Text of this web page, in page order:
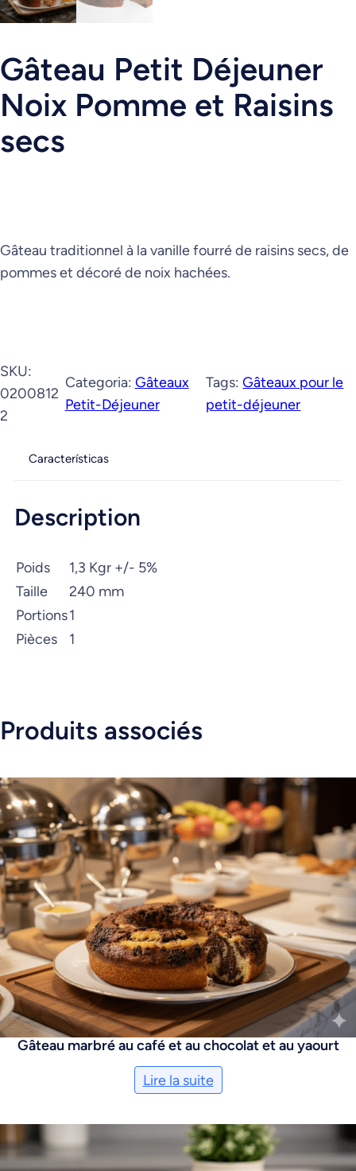
Gâteau Petit Déjeuner
Noix Pomme et Raisins
secs
Gâteau traditionnel à la vanille fourré de raisins secs, de
pommes et décoré de noix hachées.
SKU:
0200812
2
Categoria: Gâteaux
Petit-Déjeuner
Tags:Gâteaux pour le
petit-déjeuner
Características
Description
Poids
1,3 Kgr +/- 5%
Taille
240 mm
Portions1
Pièces
1
Produits associés
Gâteau marbré au café et au chocolat et au yaourt
Lire la suite